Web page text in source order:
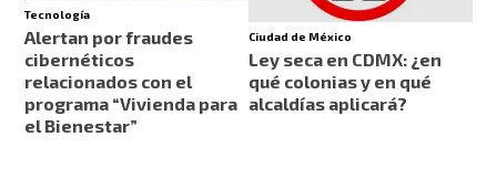
Tecnología
Alertan por fraudes
cibernéticos
relacionados con el
programa “Vivienda para
el Bienestar”
Ciudad de México
Ley seca en CDMX: ¿en
qué colonias y en qué
alcaldías aplicará?